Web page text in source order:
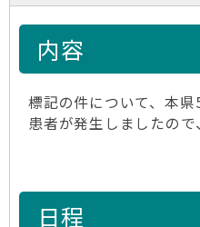
内容
標記の件について、本
患者が発生しましたので
日程